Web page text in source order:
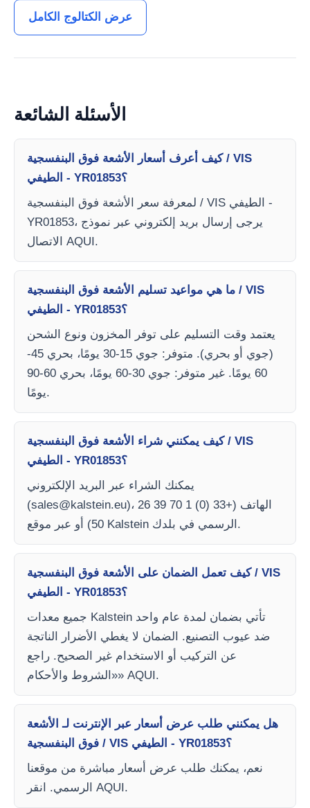
عرض الكتالوج الكامل
الأسئلة الشائعة
كيف أعرف أسعار الأشعة فوق البنفسجية / VIS
الطيفي - YR01853؟
لمعرفة سعر الأشعة فوق البنفسجية / VIS الطيفي -
YR01853، يرجى إرسال بريد إلكتروني عبر نموذج
الاتصال AQUI.
ما هي مواعيد تسليم الأشعة فوق البنفسجية / VIS
الطيفي - YR01853؟
يعتمد وقت التسليم على توفر المخزون ونوع الشحن
(جوي أو بحري). متوفر: جوي 15-30 يومًا، بحري 45-
60 يومًا. غير متوفر: جوي 30-60 يومًا، بحري 60-90
يومًا.
كيف يمكنني شراء الأشعة فوق البنفسجية / VIS
الطيفي - YR01853؟
يمكنك الشراء عبر البريد الإلكتروني
(sales@kalstein.eu)، الهاتف (+33 (0) 1 70 39 26
50) أو عبر موقع Kalstein الرسمي في بلدك.
كيف تعمل الضمان على الأشعة فوق البنفسجية / VIS
الطيفي - YR01853؟
جميع معدات Kalstein تأتي بضمان لمدة عام واحد
ضد عيوب التصنيع. الضمان لا يغطي الأضرار الناتجة
عن التركيب أو الاستخدام غير الصحيح. راجع
«الشروط والأحكام» AQUI.
هل يمكنني طلب عرض أسعار عبر الإنترنت لـ الأشعة
فوق البنفسجية / VIS الطيفي - YR01853؟
نعم، يمكنك طلب عرض أسعار مباشرة من موقعنا
الرسمي. انقر AQUI.